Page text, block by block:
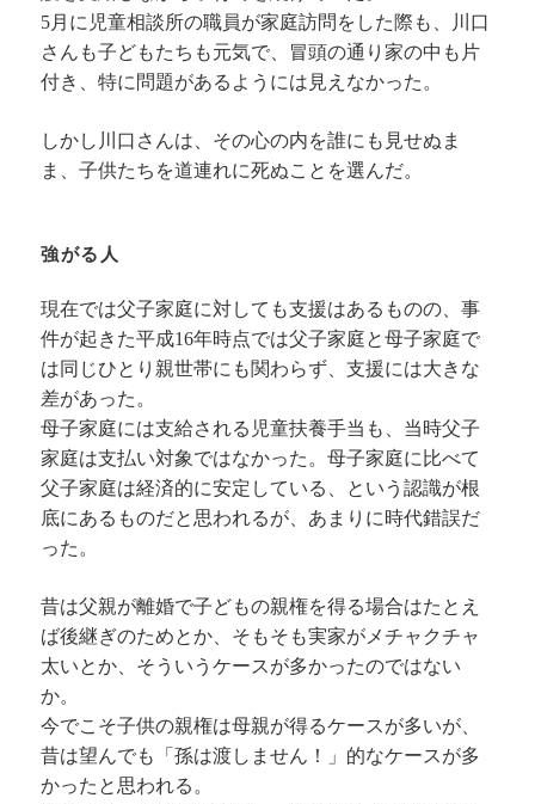
5月に児童相談所の職員が家庭訪問をした際も、川口
さんも子どもたちも元気で、冒頭の通り家の中も片
付き、特に問題があるようには見えなかった。
しかし川口さんは、その心の内を誰にも見せぬま
ま、子供たちを道連れに死ぬことを選んだ。
強がる人
現在では父子家庭に対しても支援はあるものの、事
件が起きた平成16年時点では父子家庭と母子家庭で
は同じひとり親世帯にも関わらず、支援には大きな
差があった。
母子家庭には支給される児童扶養手当も、当時父子
家庭は支払い対象ではなかった。母子家庭に比べて
父子家庭は経済的に安定している、という認識が根
底にあるものだと思われるが、あまりに時代錯誤だ
った。
昔は父親が離婚で子どもの親権を得る場合はたとえ
ば後継ぎのためとか、そもそも実家がメチャクチャ
太いとか、そういうケースが多かったのではない
か。
今でこそ子供の親権は母親が得るケースが多いが、
昔は望んでも「孫は渡しません！」的なケースが多
かったと思われる。